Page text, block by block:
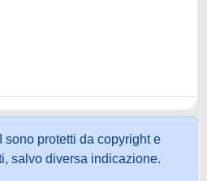
sono protetti da copyright e
salvo diversa indicazione.